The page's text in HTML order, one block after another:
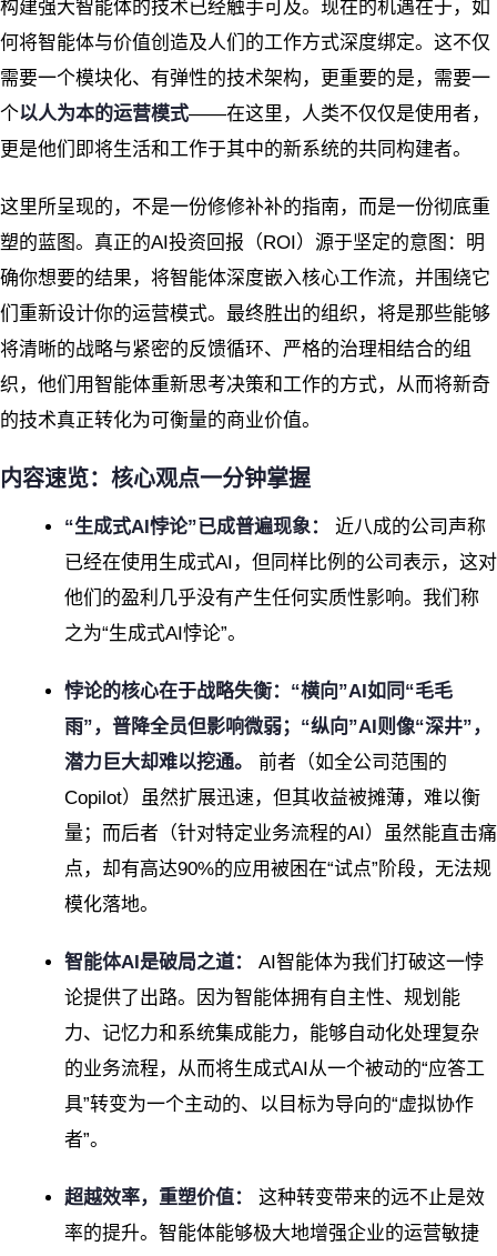
构建强大智能体的技术已经触手可及。现在的机遇在于，如
何将智能体与价值创造及人们的工作方式深度绑定。这不仅
需要一个模块化、有弹性的技术架构，更重要的是，需要一
个以人为本的运营模式——在这里，人类不仅仅是使用者，
更是他们即将生活和工作于其中的新系统的共同构建者。
这里所呈现的，不是一份修修补补的指南，而是一份彻底重
塑的蓝图。真正的AI投资回报（ROI）源于坚定的意图：明
确你想要的结果，将智能体深度嵌入核心工作流，并围绕它
们重新设计你的运营模式。最终胜出的组织，将是那些能够
将清晰的战略与紧密的反馈循环、严格的治理相结合的组
织，他们用智能体重新思考决策和工作的方式，从而将新奇
的技术真正转化为可衡量的商业价值。
内容速览：核心观点一分钟掌握
“生成式AI悖论”已成普遍现象：
近八成的公司声称
已经在使用生成式AI，但同样比例的公司表示，这对
他们的盈利几乎没有产生任何实质性影响。我们称
之为“生成式AI悖论”。
悖论的核心在于战略失衡：“横向”AI如同“毛毛
雨”，普降全员但影响微弱；“纵向”AI则像“深井”，
潜力巨大却难以挖通。
前者（如全公司范围的
Copilot）虽然扩展迅速，但其收益被摊薄，难以衡
量；而后者（针对特定业务流程的AI）虽然能直击痛
点，却有高达90%的应用被困在“试点”阶段，无法规
模化落地。
智能体AI是破局之道：
AI智能体为我们打破这一悖
论提供了出路。因为智能体拥有自主性、规划能
力、记忆力和系统集成能力，能够自动化处理复杂
的业务流程，从而将生成式AI从一个被动的“应答工
具”转变为一个主动的、以目标为导向的“虚拟协作
者”。
超越效率，重塑价值：
这种转变带来的远不止是效
率的提升。智能体能够极大地增强企业的运营敏捷